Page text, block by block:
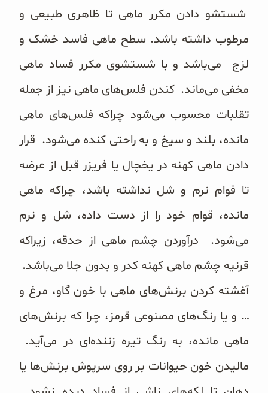
شستشو دادن مکرر ماهی تا ظاهری طبیعی و
مرطوب داشته باشد. سطح ماهی فاسد خشک و
لزج می‌‌باشد و با شستشوی مکرر فساد ماهی
مخفی می‌‌ماند. کندن فلس‌های ماهی نیز از جمله
تقلبات محسوب می‌‌شود چراکه فلس‌‌های ماهی
مانده، بلند و سیخ و به راحتی کنده می‌‌شود. قرار
دادن ماهی کهنه در یخچال یا فریزر قبل از عرضه
تا قوام نرم و شل نداشته باشد، چراکه ماهی
مانده، قوام خود را از دست داده، شل و نرم
می‌‌شود. درآوردن چشم ماهی از حدقه، زیراکه
قرنیه چشم ماهی کهنه کدر و بدون جلا می‌‌باشد.
آغشته کردن برنش‌های ماهی با خون گاو، مرغ و
… و یا رنگ‌‌های مصنوعی قرمز، چرا که برنش‌‌های
ماهی مانده، به رنگ تیره زننده‌‌ای در می‌آید.
مالیدن خون حیوانات بر روی سرپوش برنش‌ها یا